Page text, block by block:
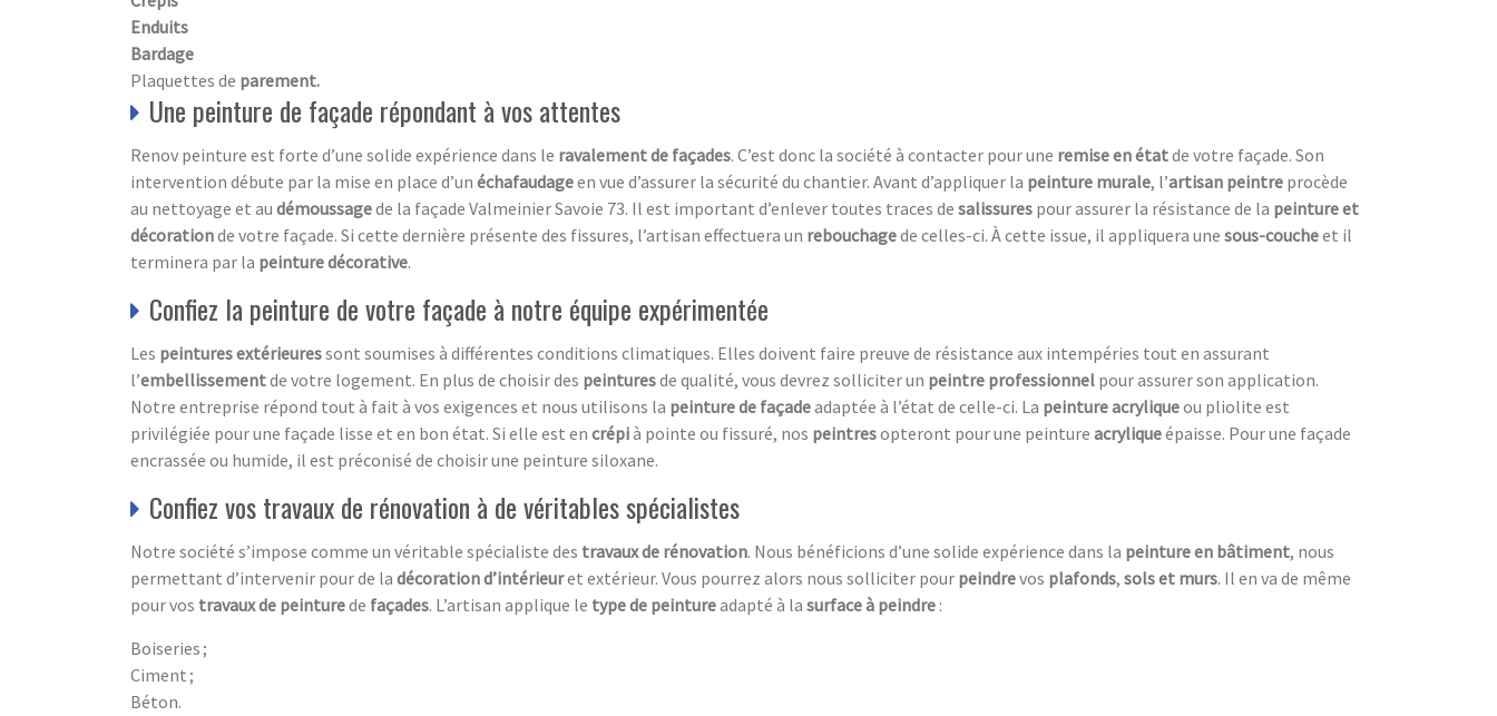
Enduits
Bardage
Plaquettes de parement.
Une peinture de façade répondant à vos attentes
Renov peinture est forte d’une solide expérience dans le ravalement de façades. C’est donc la société à contacter pour une remise en étatde votre façade. Son
intervention débute par la mise en place d’un échafaudageen vue d’assurer la sécurité du chantier. Avant d’appliquer la peinture murale, l’artisan peintre procède
au nettoyage et au démoussagede la façade Valmeinier Savoie 73. Il est important d’enlever toutes traces de salissures pour assurer la résistance de la peinture et
décorationde votre façade. Si cette dernière présente des fissures, l’artisan effectuera un rebouchagede celles-ci. À cette issue, il appliquera une sous-coucheet il
terminera par la peinture décorative.
Confiez la peinture de votre façade à notre équipe expérimentée
Les peintures extérieuressont soumises à différentes conditions climatiques. Elles doivent faire preuve de résistance aux intempéries tout en assurant
l’embellissementde votre logement. En plus de choisir des peinturesde qualité, vous devrez solliciter un peintre professionnel pour assurer son application.
Notre entreprise répond tout à fait à vos exigences et nous utilisons la peinture de façadeadaptée à l’état de celle-ci. La peinture acryliqueou pliolite est
privilégiée pour une façade lisse et en bon état. Si elle est en crépià pointe ou fissuré, nos peintresopteront pour une peinture acryliqueépaisse. Pour une façade
encrassée ou humide, il est préconisé de choisir une peinture siloxane.
Confiez vos travaux de rénovation à de véritables spécialistes
Notre société s’impose comme un véritable spécialiste des travaux de rénovation. Nous bénéficions d’une solide expérience dans la peinture en bâtiment, nous
permettant d’intervenir pour de la décoration d’intérieuret extérieur. Vous pourrez alors nous solliciter pour peindrevos plafonds, sols et murs. Il en va de même
pour vos travaux de peinturede façades. L’artisan applique le type de peintureadapté à la surface à peindre :
Boiseries ;
Ciment ;
Béton.